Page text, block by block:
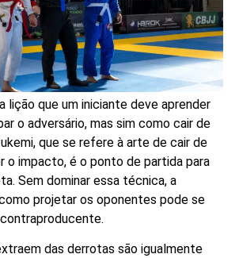
lição que um iniciante deve aprender
o adversário, mas sim como cair de
que se refere à arte de cair de
o impacto, é o ponto de partida para
Sem dominar essa técnica, a
projetar os oponentes pode se
das derrotas são igualmente